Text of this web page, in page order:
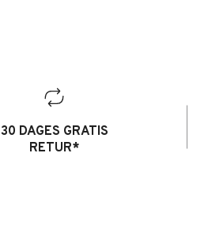
30 DAGES GRATIS
RETUR*